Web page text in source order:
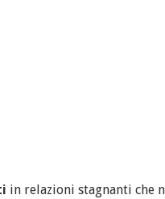
in relazioni stagnanti che